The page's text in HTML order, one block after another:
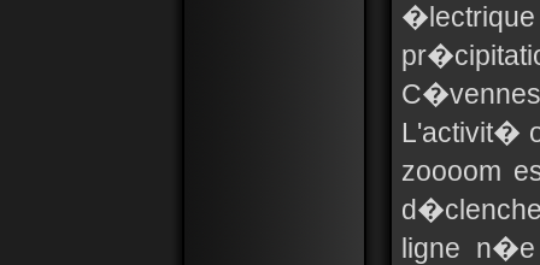
L'activit�
zoooom
ligne